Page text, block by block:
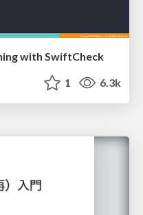
with SwiftCheck
1 6.3k